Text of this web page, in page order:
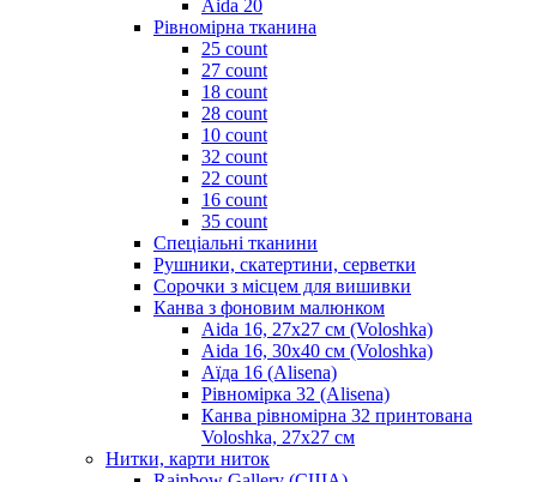
Aida 20
Рівномірна тканина
25 count
27 count
18 count
28 count
10 count
32 count
22 count
16 count
35 count
Спеціальні тканини
Рушники, скатертини, серветки
Сорочки з місцем для вишивки
Канва з фоновим малюнком
Aida 16, 27х27 см (Voloshka)
Aida 16, 30х40 см (Voloshka)
Аїда 16 (Alisena)
Рівномірка 32 (Alisena)
Канва рівномірна 32 принтована
Voloshka, 27х27 см
Нитки, карти ниток